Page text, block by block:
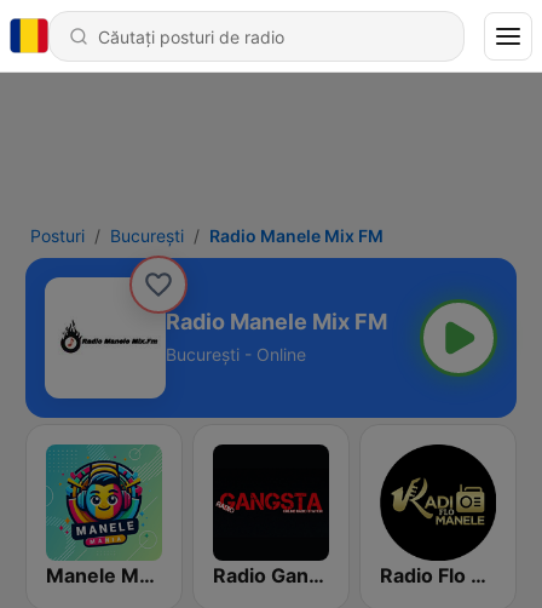
Posturi Bucureşti Radio Manele Mix FM
Radio Manele Mix FM
Bucureşti - Online
Manele Mania Radio Gangsta Manele Radio Flo Manele